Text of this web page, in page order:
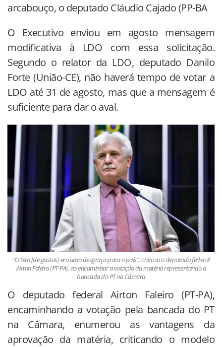
arcabouço, o deputado Cláudio Cajado (PP-BA
O Executivo enviou em agosto mensagem
modificativa à LDO com essa solicitação.
Segundo o relator da LDO, deputado Danilo
Forte (União-CE), não haverá tempo de votar a
LDO até 31 de agosto, mas que a mensagem é
suficiente para dar o aval.
“O teto [de gastos] era uma desgraça para o país”, criticou o deputado federal
Airton Faleiro (PT-PA), ao encaminhar a votação da matéria representando a
bancada do PT na Câmara
O deputado federal Airton Faleiro (PT-PA),
encaminhando a votação pela bancada do PT
na Câmara, enumerou as vantagens da
aprovação da matéria, criticando o modelo